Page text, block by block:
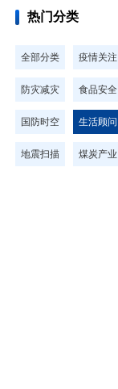
热门分类
全部分类 疫情关注
防灾减灾 食品安全
国防时空 生活顾问
地震扫描 煤炭产业